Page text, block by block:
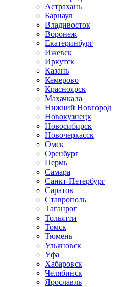
Астрахань
Барнаул
Владивосток
Воронеж
Екатеринбург
Ижевск
Иркутск
Казань
Кемерово
Красноярск
Махачкала
Нижний Новгород
Новокузнецк
Новосибирск
Новочеркаcск
Омск
Оренбург
Пермь
Самара
Санкт-Петербург
Саратов
Ставрополь
Таганрог
Тольятти
Томск
Тюмень
Ульяновск
Уфа
Хабаровск
Челябинск
Ярославль